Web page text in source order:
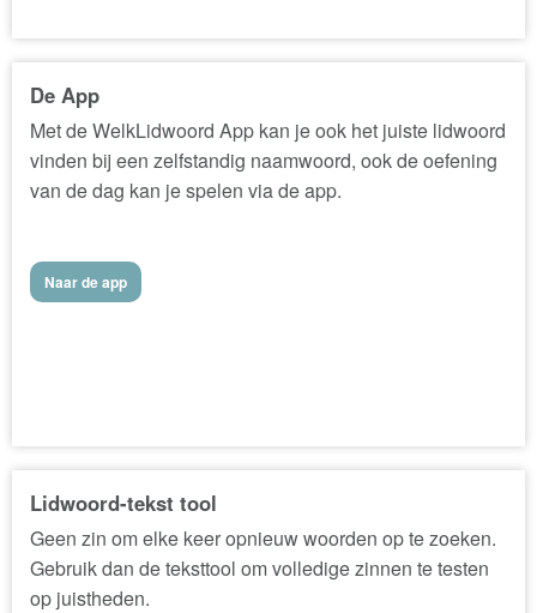
De App
Met de WelkLidwoord App kan je ook het juiste lidwoord
vinden bij een zelfstandig naamwoord, ook de oefening
van de dag kan je spelen via de app.
Naar de app
Lidwoord-tekst tool
Geen zin om elke keer opnieuw woorden op te zoeken.
Gebruik dan de teksttool om volledige zinnen te testen
op juistheden.